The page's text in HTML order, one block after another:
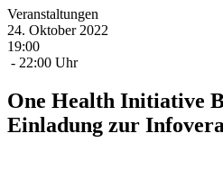
Veranstaltungen
24. Oktober 2022
19:00
- 22:00 Uhr
One Health Initiative
Einladung zur